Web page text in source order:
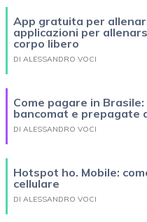
App gratuita per
applicazioni per
corpo libero
DI ALESSANDRO VOCI
Come pagare in
bancomat e prepagate
DI ALESSANDRO VOCI
Hotspot ho. Mobile:
cellulare
DI ALESSANDRO VOCI